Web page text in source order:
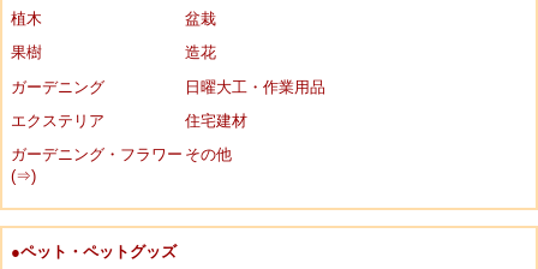
植木
盆栽
果樹
造花
ガーデニング
日曜大工・作業用品
エクステリア
住宅建材
ガーデニング・フラワー
(⇒)
その他
●ペット・ペットグッズ